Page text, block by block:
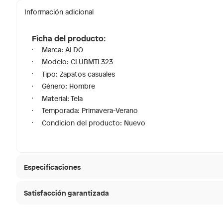
Información adicional
Ficha del producto:
Marca: ALDO
Modelo: CLUBMTL323
Tipo: Zapatos casuales
Género: Hombre
Material: Tela
Temporada: Primavera-Verano
Condicion del producto: Nuevo
Especificaciones
Modelo
Satisfacción garantizada